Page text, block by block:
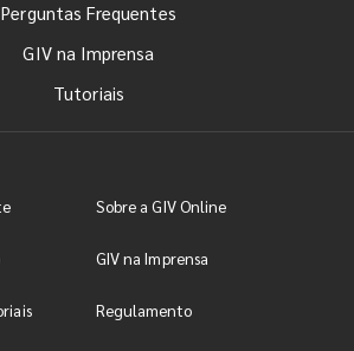
Perguntas Frequentes
GIV na Imprensa
Tutoriais
Sobre a GIV Online
GIV na Imprensa
Regulamento